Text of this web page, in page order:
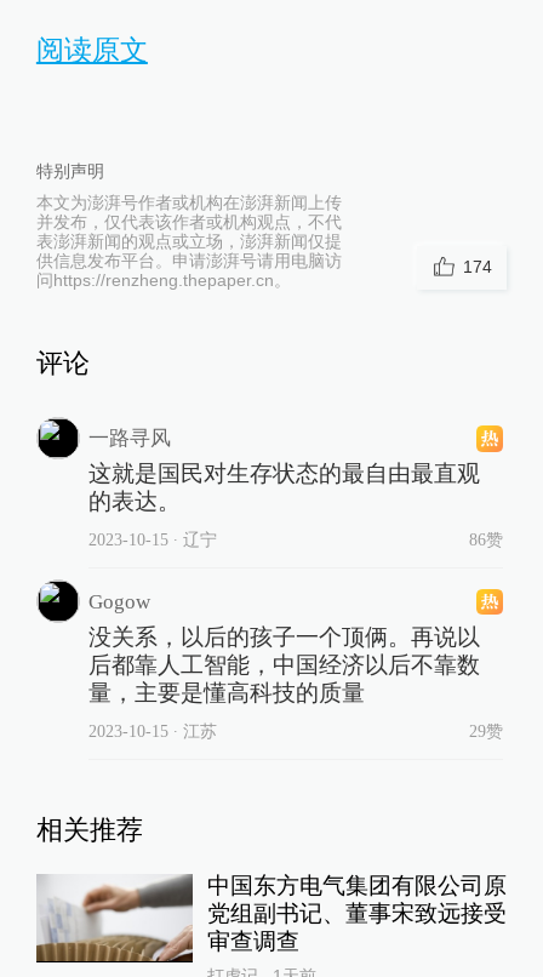
阅读原文
特别声明
本文为澎湃号作者或机构在澎湃新闻上传
并发布，仅代表该作者或机构观点，不代
表澎湃新闻的观点或立场，澎湃新闻仅提
供信息发布平台。申请澎湃号请用电脑访
问https://renzheng.thepaper.cn。
174
评论
一路寻风
这就是国民对生存状态的最自由最直观
的表达。
2023-10-15∙ 辽宁 86赞
Gogow
没关系，以后的孩子一个顶俩。再说以
后都靠人工智能，中国经济以后不靠数
量，主要是懂高科技的质量
2023-10-15∙ 江苏 29赞
相关推荐
中国东方电气集团有限公司原
党组副书记、董事宋致远接受
审查调查